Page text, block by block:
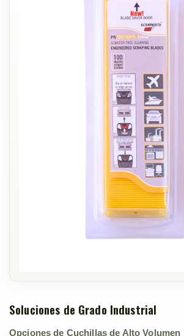
Soluciones de Grado Industrial
Opciones de Cuchillas de Alto Volumen